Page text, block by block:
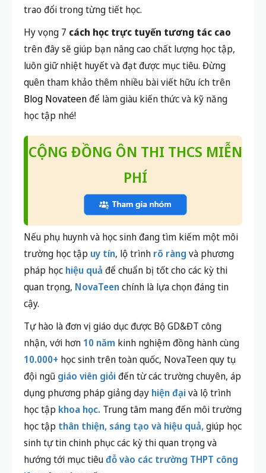
trao đổi trong từng tiết học.
Hy vọng 7 cách học trực tuyến tương tác cao
trên đây sẽ giúp bạn nâng cao chất lượng học tập,
luôn giữ nhiệt huyết và đạt được mục tiêu. Đừng
quên tham khảo thêm nhiều bài viết hữu ích trên
Blog Novateenđể làm giàu kiến thức và kỹ năng
học tập nhé!
CỘNG ĐỒNG ÔN THI THCS MIỄN
PHÍ
Nếu phụ huynh và học sinh đang tìm kiếm một môi
trường học tập uy tín, lộ trình rõ ràng và phương
pháp học hiệu quả để chuẩn bị tốt cho các kỳ thi
quan trọng, NovaTeenchính là lựa chọn đáng tin
cậy.
Tự hào là đơn vị giáo dục được Bộ GD&ĐT công
nhận, với hơn 10 năm kinh nghiệm đồng hành cùng
10.000+ học sinh trên toàn quốc, NovaTeen quy tụ
đội ngũ giáo viên giỏiđến từ các trường chuyên, áp
dụng phương pháp giảng dạy hiện đạivà lộ trình
học tập khoa học. Trung tâm mang đến môi trường
học tập thân thiện, sáng tạo và hiệu quả,giúp học
sinh tự tin chinh phục các kỳ thi quan trọng và
hướng tới mục tiêuđỗ vào các trường THPT công